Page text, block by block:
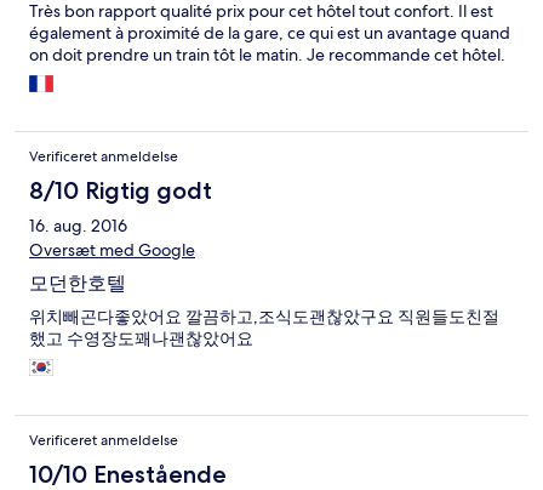
Très bon rapport qualité prix pour cet hôtel tout confort. Il est
également à proximité de la gare, ce qui est un avantage quand
on doit prendre un train tôt le matin. Je recommande cet hôtel.
Verificeret anmeldelse
8/10 Rigtig godt
16. aug. 2016
Oversæt med Google
모던한호텔
위치빼곤다좋았어요 깔끔하고,조식도괜찮았구요 직원들도친절
했고 수영장도꽤나괜찮았어요
Verificeret anmeldelse
10/10 Enestående